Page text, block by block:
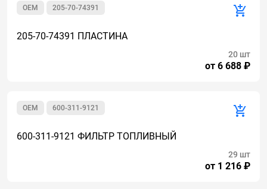
205-70-74391
OEM
205-70-74391 ПЛАСТИНА
от 6 688 ₽
20 шт
600-311-9121
OEM
600-311-9121 ФИЛЬТР ТОПЛИВНЫЙ
от 1 216 ₽
29 шт